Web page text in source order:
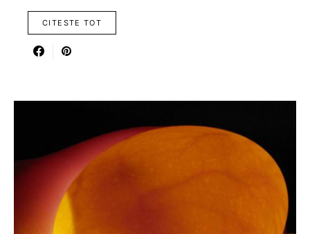
CITESTE TOT